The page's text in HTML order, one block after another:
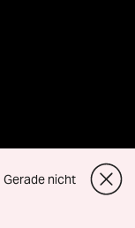
Gerade nicht